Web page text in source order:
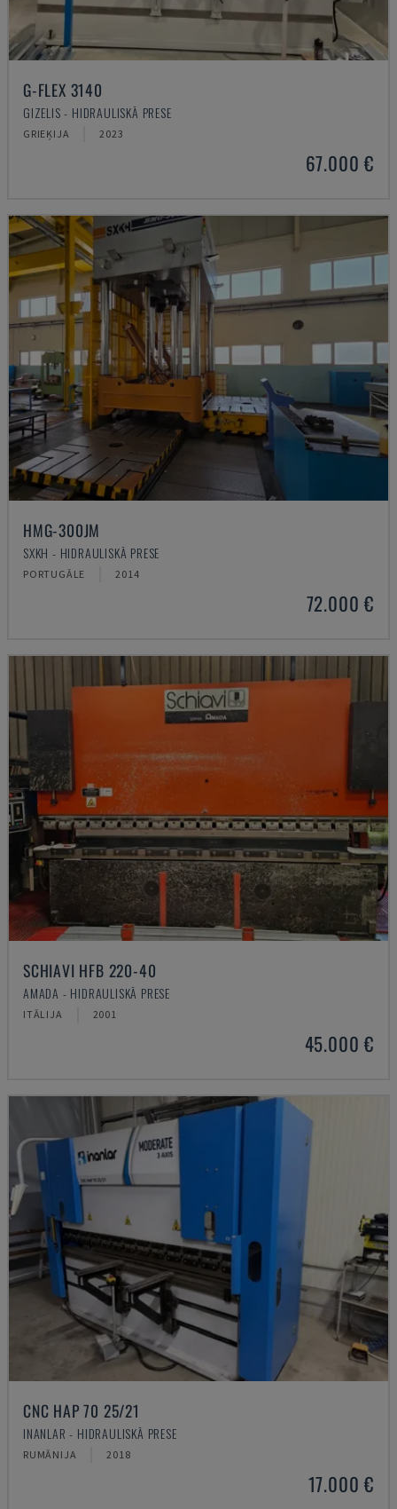
G-FLEX 3140
GIZELIS - HIDRAULISKĀ PRESE
GRIEĶIJA 2023
67.000 €
HMG-300JM
SXKH - HIDRAULISKĀ PRESE
PORTUGĀLE 2014
72.000 €
SCHIAVI HFB 220-40
AMADA - HIDRAULISKĀ PRESE
ITĀLIJA 2001
45.000 €
CNC HAP 70 25/21
INANLAR - HIDRAULISKĀ PRESE
RUMĀNIJA 2018
17.000 €